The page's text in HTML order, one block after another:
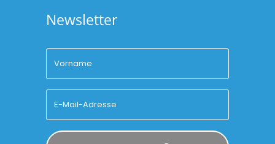
Newsletter